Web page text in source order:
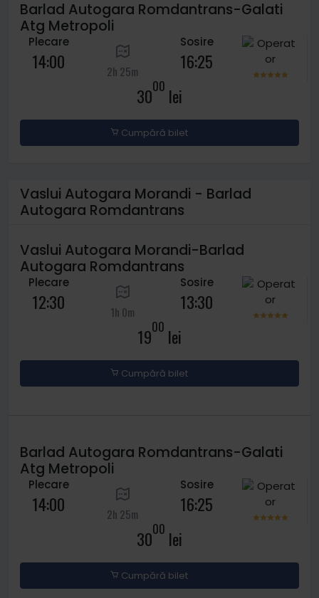
Barlad Autogara Romdantrans-Galati
Atg Metropoli
Plecare
14:00 2h 25m
Sosire
16:25
3000 lei
Cumpără bilet
Vaslui Autogara Morandi - Barlad
Autogara Romdantrans
Vaslui Autogara Morandi-Barlad
Autogara Romdantrans
Plecare
12:30 1h 0m
Sosire
13:30
1900 lei
Cumpără bilet
Barlad Autogara Romdantrans-Galati
Atg Metropoli
Plecare
14:00 2h 25m
Sosire
16:25
3000 lei
Cumpără bilet